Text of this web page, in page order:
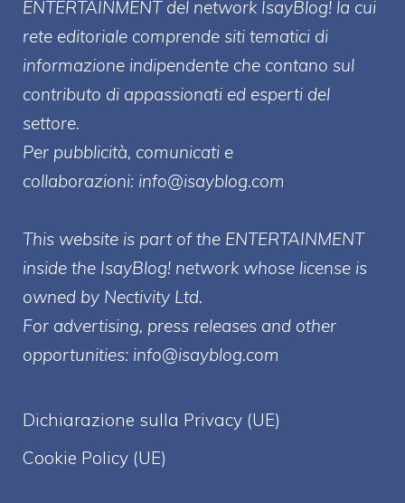
ENTERTAINMENT del network IsayBlog! la cui
rete editoriale comprende siti tematici di
informazione indipendente che contano sul
contributo di appassionati ed esperti del
settore.
Per pubblicità, comunicati e
collaborazioni: info@isayblog.com
This website is part of the ENTERTAINMENT
inside the IsayBlog! network whose license is
owned by Nectivity Ltd.
For advertising, press releases and other
opportunities: info@isayblog.com
Dichiarazione sulla Privacy (UE)
Cookie Policy (UE)